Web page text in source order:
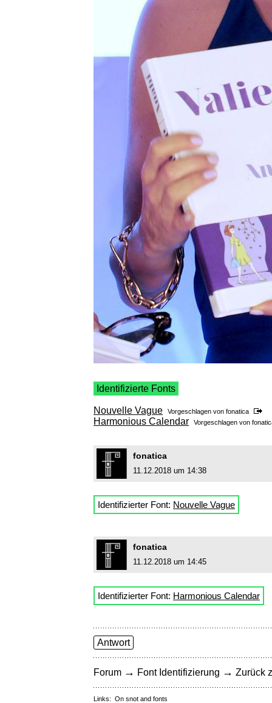
Identifizierte Fonts
Nouvelle Vague Vorgeschlagen von fonatica
Harmonious Calendar Vorgeschlagen von
fonatica
11.12.2018 um 14:38
Identifizierter Font: Nouvelle Vague
fonatica
11.12.2018 um 14:45
Identifizierter Font: Harmonious Calendar
Antwort
Forum → Font Identifizierung → Zurück
Links: On snot and fonts